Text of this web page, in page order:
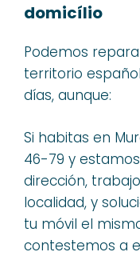
domicílio
Podemos
territorio
días, aunque:
Si habitas en
46-79 y
dirección,
localidad, y
tu móvil el
contestemos a